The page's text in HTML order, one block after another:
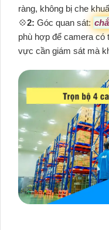
ràng, không bị che
💠2: Góc quan sát:
phù hợp để camera có
vực cần giám sát mà